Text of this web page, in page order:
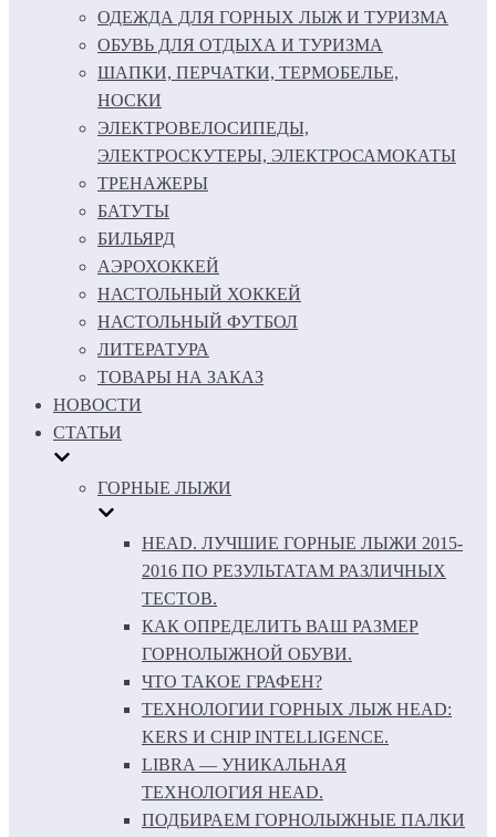
ОДЕЖДА ДЛЯ ГОРНЫХ ЛЫЖ И ТУРИЗМА
ОБУВЬ ДЛЯ ОТДЫХА И ТУРИЗМА
ШАПКИ, ПЕРЧАТКИ, ТЕРМОБЕЛЬЕ,
НОСКИ
ЭЛЕКТРОВЕЛОСИПЕДЫ,
ЭЛЕКТРОСКУТЕРЫ, ЭЛЕКТРОСАМОКАТЫ
ТРЕНАЖЕРЫ
БАТУТЫ
БИЛЬЯРД
АЭРОХОККЕЙ
НАСТОЛЬНЫЙ ХОККЕЙ
НАСТОЛЬНЫЙ ФУТБОЛ
ЛИТЕРАТУРА
ТОВАРЫ НА ЗАКАЗ
НОВОСТИ
СТАТЬИ
ГОРНЫЕ ЛЫЖИ
HEAD. ЛУЧШИЕ ГОРНЫЕ ЛЫЖИ 2015-
2016 ПО РЕЗУЛЬТАТАМ РАЗЛИЧНЫХ
ТЕСТОВ.
КАК ОПРЕДЕЛИТЬ ВАШ РАЗМЕР
ГОРНОЛЫЖНОЙ ОБУВИ.
ЧТО ТАКОЕ ГРАФЕН?
ТЕХНОЛОГИИ ГОРНЫХ ЛЫЖ HEAD:
KERS И CHIP INTELLIGENCE.
LIBRA — УНИКАЛЬНАЯ
ТЕХНОЛОГИЯ HEAD.
ПОДБИРАЕМ ГОРНОЛЫЖНЫЕ ПАЛКИ